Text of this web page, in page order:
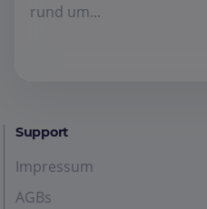
rund um...
Support
Impressum
AGBs